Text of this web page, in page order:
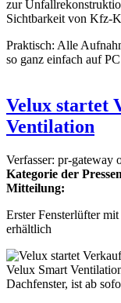
zur
Sichtbarkeit von Kfz-
Praktisch: Alle
so ganz einfach auf
Velux startet
Ventilation
Verfasser: pr-gateway
Kategorie der
Mitteilung:
Erster Fensterlüfter
erhältlich
Velux Smart
Dachfenster, ist ab